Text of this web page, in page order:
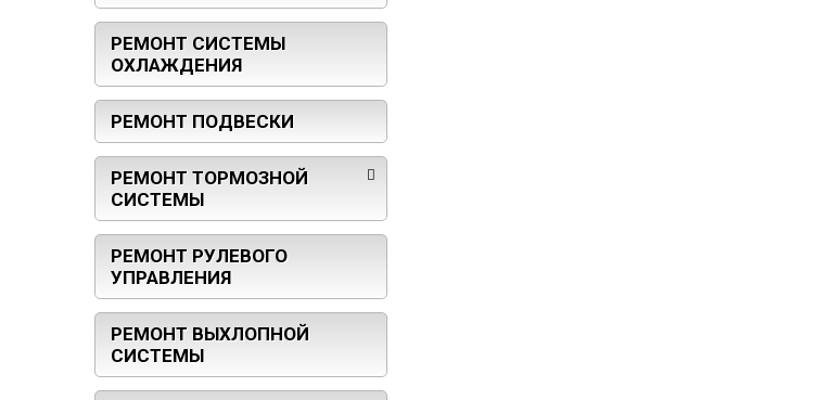
РЕМОНТ СИСТЕМЫ
ОХЛАЖДЕНИЯ
РЕМОНТ ПОДВЕСКИ
РЕМОНТ ТОРМОЗНОЙ
СИСТЕМЫ
РЕМОНТ РУЛЕВОГО
УПРАВЛЕНИЯ
РЕМОНТ ВЫХЛОПНОЙ
СИСТЕМЫ